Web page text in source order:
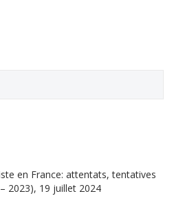
en France: attentats, tentatives
2023), 19 juillet 2024